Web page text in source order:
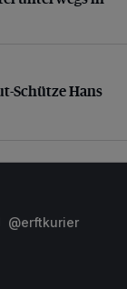
Schütze Hans
Schütze Hans
@erftkurier